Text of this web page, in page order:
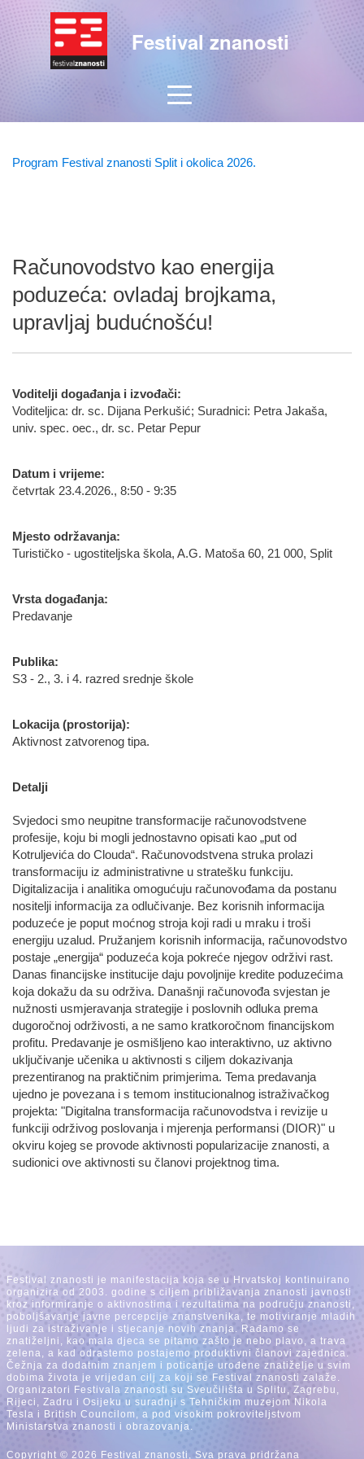
Festival znanosti
Program Festival znanosti Split i okolica 2026.
Računovodstvo kao energija
poduzeća: ovladaj brojkama,
upravljaj budućnošću!
Voditelji događanja i izvođači:
Voditeljica: dr. sc. Dijana Perkušić; Suradnici: Petra Jakaša,
univ. spec. oec., dr. sc. Petar Pepur
Datum i vrijeme:
četvrtak 23.4.2026., 8:50 - 9:35
Mjesto održavanja:
Turističko - ugostiteljska škola, A.G. Matoša 60, 21 000, Split
Vrsta događanja:
Predavanje
Publika:
S3 - 2., 3. i 4. razred srednje škole
Lokacija (prostorija):
Aktivnost zatvorenog tipa.
Detalji
Svjedoci smo neupitne transformacije računovodstvene
profesije, koju bi mogli jednostavno opisati kao „put od
Kotruljevića do Clouda“. Računovodstvena struka prolazi
transformaciju iz administrativne u stratešku funkciju.
Digitalizacija i analitika omogućuju računovođama da postanu
nositelji informacija za odlučivanje. Bez korisnih informacija
poduzeće je poput moćnog stroja koji radi u mraku i troši
energiju uzalud. Pružanjem korisnih informacija, računovodstvo
postaje „energija“ poduzeća koja pokreće njegov održivi rast.
Danas financijske institucije daju povoljnije kredite poduzećima
koja dokažu da su održiva. Današnji računovođa svjestan je
nužnosti usmjeravanja strategije i poslovnih odluka prema
dugoročnoj održivosti, a ne samo kratkoročnom financijskom
profitu. Predavanje je osmišljeno kao interaktivno, uz aktivno
uključivanje učenika u aktivnosti s ciljem dokazivanja
prezentiranog na praktičnim primjerima. Tema predavanja
ujedno je povezana i s temom institucionalnog istraživačkog
projekta: "Digitalna transformacija računovodstva i revizije u
funkciji održivog poslovanja i mjerenja performansi (DIOR)" u
okviru kojeg se provode aktivnosti popularizacije znanosti, a
sudionici ove aktivnosti su članovi projektnog tima.
Festival znanosti je manifestacija koja se u Hrvatskoj kontinuirano
organizira od 2003. godine s ciljem približavanja znanosti javnosti
kroz informiranje o aktivnostima i rezultatima na području znanosti,
poboljšavanje javne percepcije znanstvenika, te motiviranje mladih
ljudi za istraživanje i stjecanje novih znanja. Rađamo se
znatiželjni, kao mala djeca se pitamo zašto je nebo plavo, a trava
zelena, a kad odrastemo postajemo produktivni članovi zajednica.
Čežnja za dodatnim znanjem i poticanje urođene znatiželje u svim
dobima života je vrijedan cilj za koji se Festival znanosti zalaže.
Organizatori Festivala znanosti su Sveučilišta u Splitu, Zagrebu,
Rijeci, Zadru i Osijeku u suradnji s Tehničkim muzejom Nikola
Tesla i British Councilom, a pod visokim pokroviteljstvom
Ministarstva znanosti i obrazovanja.
Copyright © 2026 Festival znanosti, Sva prava pridržana